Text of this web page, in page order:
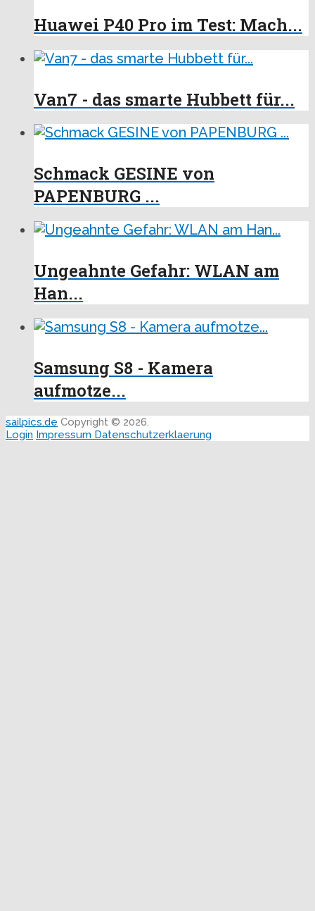
Huawei P40 Pro im Test: Mach...
Van7 - das smarte Hubbett für...
Schmack GESINE von
PAPENBURG ...
Ungeahnte Gefahr: WLAN am
Han...
Samsung S8 - Kamera
aufmotze...
sailpics.de Copyright © 2026.
Login Impressum Datenschutzerklaerung